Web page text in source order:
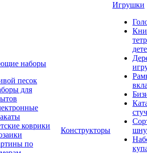
наборы
песок
для
коврики
по
Конструкторы
Игрушки